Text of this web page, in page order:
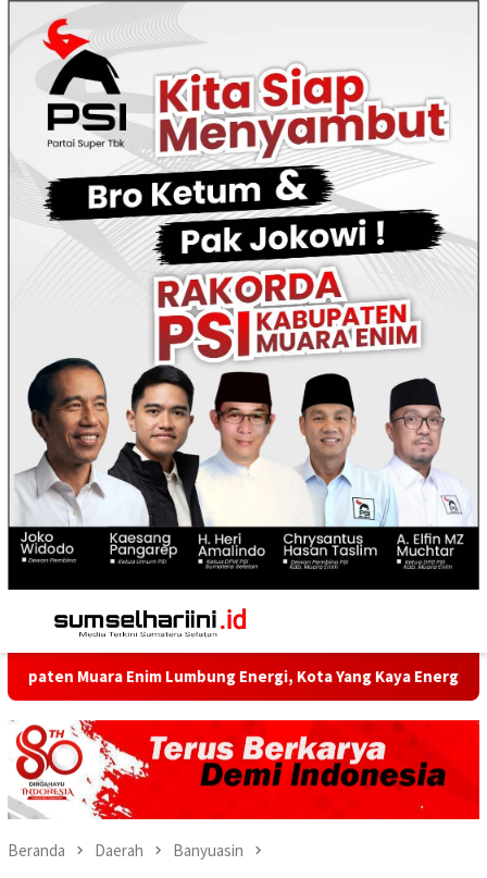
Menu
Mobile
Enim Lumbung Energi, Kota Yang Kaya Energi Justru
Beranda Daerah Banyuasin